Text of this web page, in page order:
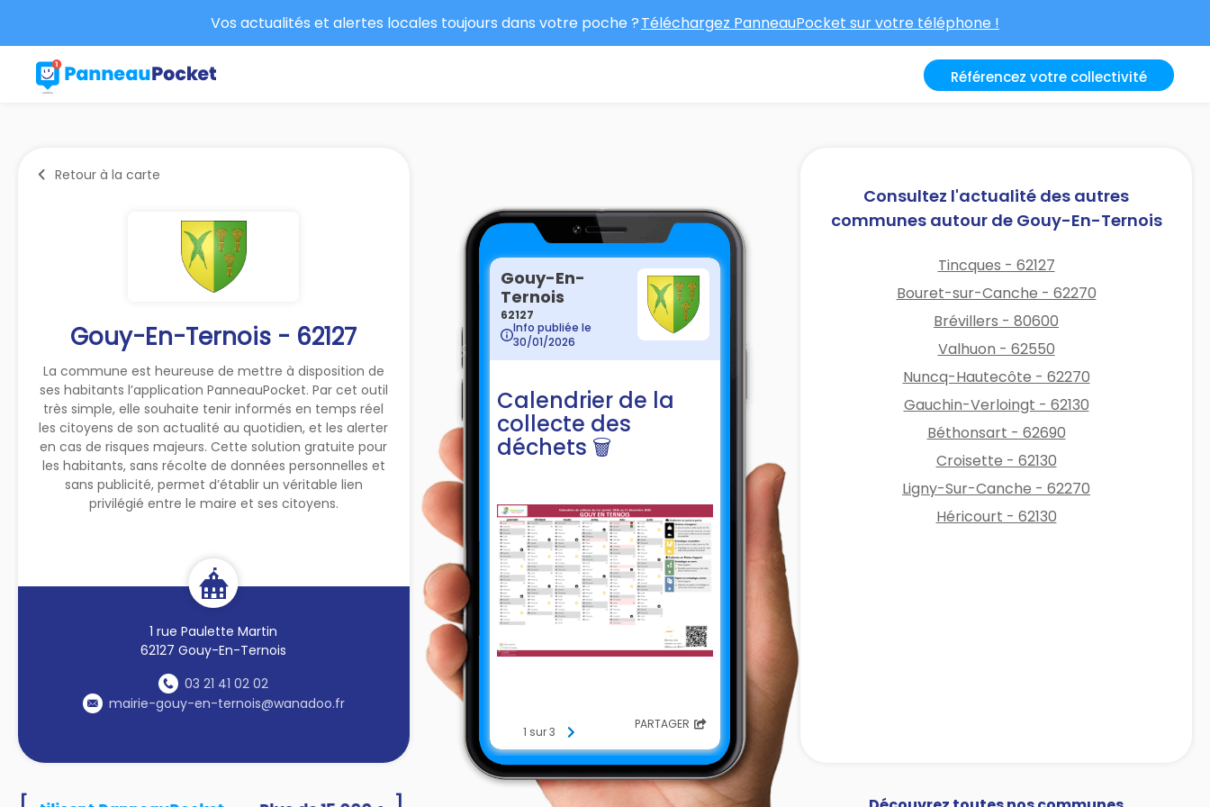
Vos actualités et alertes locales toujours dans votre poche ?Téléchargez PanneauPocket sur votre téléphone !
Référencez votre collectivité
Retour à la carte
Gouy-En-Ternois - 62127
La commune est heureuse de mettre à disposition de
ses habitants l’application PanneauPocket. Par cet outil
très simple, elle souhaite tenir informés en temps réel
les citoyens de son actualité au quotidien, et les alerter
en cas de risques majeurs. Cette solution gratuite pour
les habitants, sans récolte de données personnelles et
sans publicité, permet d’établir un véritable lien
privilégié entre le maire et ses citoyens.
1 rue Paulette Martin
62127 Gouy-En-Ternois
03 21 41 02 02
mairie-gouy-en-ternois@wanadoo.fr
Gouy-En-
Ternois
62127
Info publiée le
30/01/2026
Calendrier de la
collecte des
déchets 🗑️
1 sur 3 PARTAGER
Consultez l'actualité des autres
communes autour de Gouy-En-Ternois
Tincques - 62127
Bouret-sur-Canche - 62270
Brévillers - 80600
Valhuon - 62550
Nuncq-Hautecôte - 62270
Gauchin-Verloingt - 62130
Béthonsart - 62690
Croisette - 62130
Ligny-Sur-Canche - 62270
Héricourt - 62130